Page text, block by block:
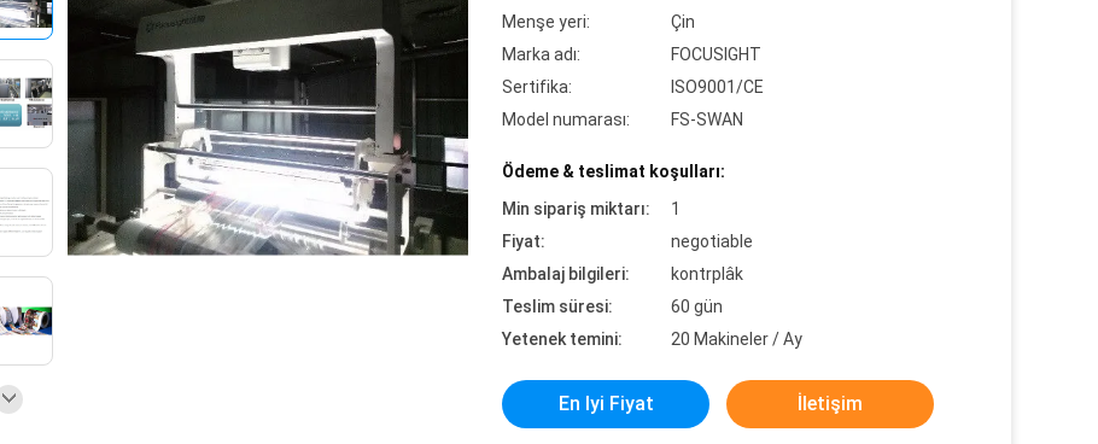
Menşe yeri:
Çin
Marka adı:
FOCUSIGHT
Sertifika:
ISO9001/CE
Model numarası:
FS-SWAN
Ödeme & teslimat koşulları:
Min sipariş miktarı:
1
Fiyat:
negotiable
Ambalaj bilgileri:
kontrplâk
Teslim süresi:
60 gün
Yetenek temini:
20 Makineler / Ay
En Iyi Fiyat İletişim